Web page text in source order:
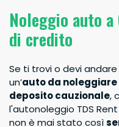
Noleggio auto
di credito
Se ti trovi o devi
un’auto da
deposito cauzionale,
l'autonoleggio TDS
non è mai stato così
Ritiro*
Custonaci
Data di ritiro
Consegna*